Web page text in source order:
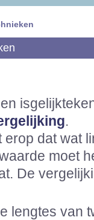
.
erop dat wat
moet
De
lengtes van